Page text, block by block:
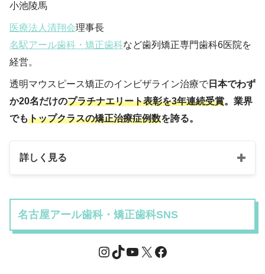
小池陵馬
医療法人清翔会理事長
名駅アール歯科・矯正歯科など歯列矯正専門歯科6医院を
経営。
透明マウスピース矯正のインビザライン治療で 日本でわず
か20名だけのプラチナエリート表彰を3年連続受賞。業界
でもトップクラスの矯正治療症例数を誇る。
詳しく見る
名古屋アール歯科・矯正歯科SNS